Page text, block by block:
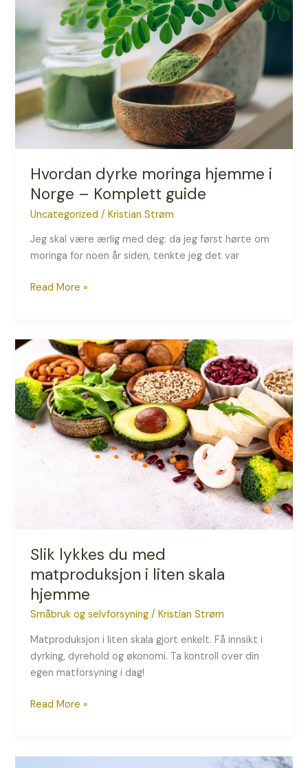
Hvordan dyrke moringa hjemme i
Norge – Komplett guide
Uncategorized /Kristian Strøm
Jeg skal være ærlig med deg: da jeg først hørte om
moringa for noen år siden, tenkte jeg det var
moringa
hjemme
i
Norge
–
Komplett
guide
Read More »
Slik lykkes du med
matproduksjon i liten skala
hjemme
Småbruk og selvforsyning /Kristian Strøm
Matproduksjon i liten skala gjort enkelt. Få innsikt i
dyrking, dyrehold og økonomi. Ta kontroll over din
egen matforsyning i dag!
Slik
lykkes
du
med
matproduksjon
i
skala
Read More »